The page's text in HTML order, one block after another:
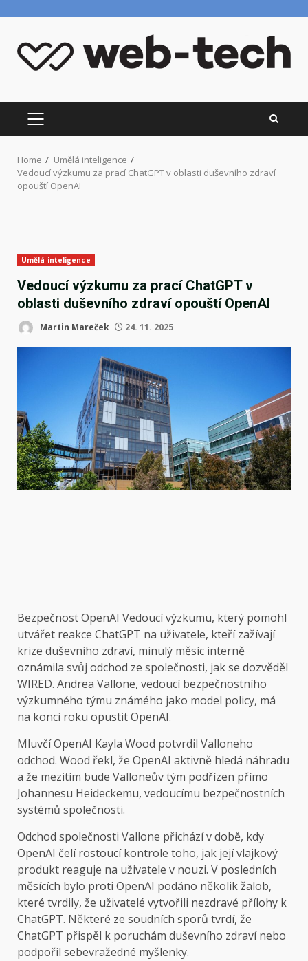
content
PRIMARY
MENU
Home
Umělá inteligence
Vedoucí výzkumu za prací ChatGPT v oblasti duševního zdraví
opouští OpenAI
Umělá inteligence
Vedoucí výzkumu za prací ChatGPT v
oblasti duševního zdraví opouští OpenAI
Martin Mareček 24. 11. 2025
Bezpečnost OpenAI Vedoucí výzkumu, který pomohl
utvářet reakce ChatGPT na uživatele, kteří zažívají
krize duševního zdraví, minulý měsíc interně
oznámila svůj odchod ze společnosti, jak se dozvěděl
WIRED. Andrea Vallone, vedoucí bezpečnostního
výzkumného týmu známého jako model policy, má
na konci roku opustit OpenAI.
Mluvčí OpenAI Kayla Wood potvrdil Valloneho
odchod. Wood řekl, že OpenAI aktivně hledá náhradu
a že mezitím bude Valloneův tým podřízen přímo
Johannesu Heideckemu, vedoucímu bezpečnostních
systémů společnosti.
Odchod společnosti Vallone přichází v době, kdy
OpenAI čelí rostoucí kontrole toho, jak její vlajkový
produkt reaguje na uživatele v nouzi. V posledních
měsících bylo proti OpenAI podáno několik žalob,
které tvrdily, že uživatelé vytvořili nezdravé přílohy k
ChatGPT. Některé ze soudních sporů tvrdí, že
ChatGPT přispěl k poruchám duševního zdraví nebo
podpořil sebevražedné myšlenky.